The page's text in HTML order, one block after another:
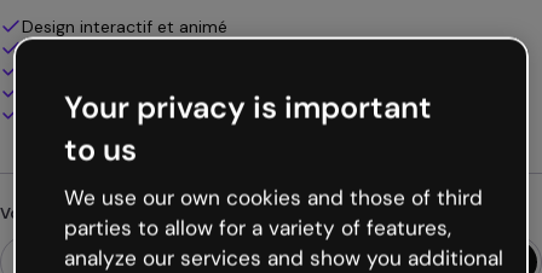
Design interactif et animé
100% personnalisable
Présentez, partagez ou publiez en ligne
Téléchargez en PDF, MP4 et autres formats
Vous cherchez autre chose ?
Your privacy is important
to us
We use our own cookies and those of third
parties to allow for a variety of features,
analyze our services and show you additional